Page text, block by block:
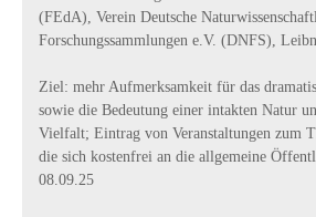
(FEdA), Verein Deutsche
Forschungssammlungen e.V. (DNFS),
Ziel: mehr Aufmerksamkeit für das
sowie die Bedeutung einer intakten Natur
Vielfalt; Eintrag von Veranstaltungen zum
die sich kostenfrei an die allgemeine
08.09.25